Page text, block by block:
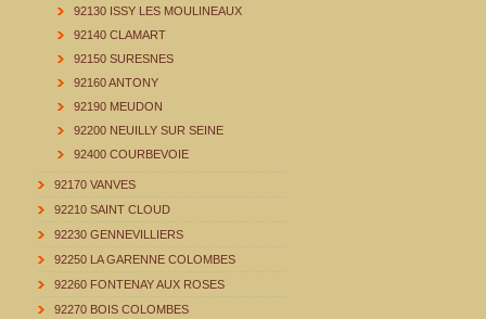
92130 ISSY LES MOULINEAUX
92140 CLAMART
92150 SURESNES
92160 ANTONY
92190 MEUDON
92200 NEUILLY SUR SEINE
92400 COURBEVOIE
92170 VANVES
92210 SAINT CLOUD
92230 GENNEVILLIERS
92250 LA GARENNE COLOMBES
92260 FONTENAY AUX ROSES
92270 BOIS COLOMBES